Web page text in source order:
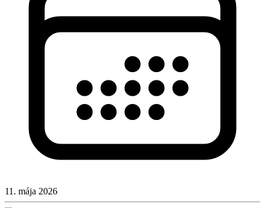
11. mája 2026